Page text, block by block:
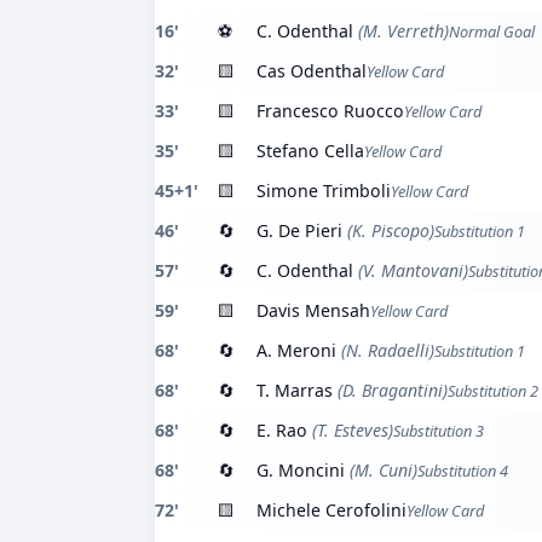
16' ⚽ C. Odenthal (M. Verreth)Normal Goal
32' 🟨 Cas OdenthalYellow Card
33' 🟨 Francesco RuoccoYellow Card
35' 🟨 Stefano CellaYellow Card
45+1' 🟨 Simone TrimboliYellow Card
46' 🔄 G. De Pieri (K. Piscopo)Substitution 1
57' 🔄 C. Odenthal (V. Mantovani)
59' 🟨 Davis MensahYellow Card
68' 🔄 A. Meroni (N. Radaelli)Substitution 1
68' 🔄 T. Marras (D. Bragantini)Substitution 2
68' 🔄 E. Rao (T. Esteves)Substitution 3
68' 🔄 G. Moncini (M. Cuni)Substitution 4
72' 🟨 Michele CerofoliniYellow Card